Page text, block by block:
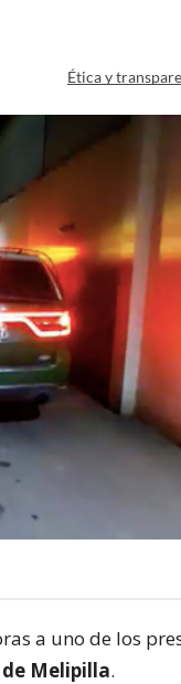
Ética y
a uno de los
Melipilla.